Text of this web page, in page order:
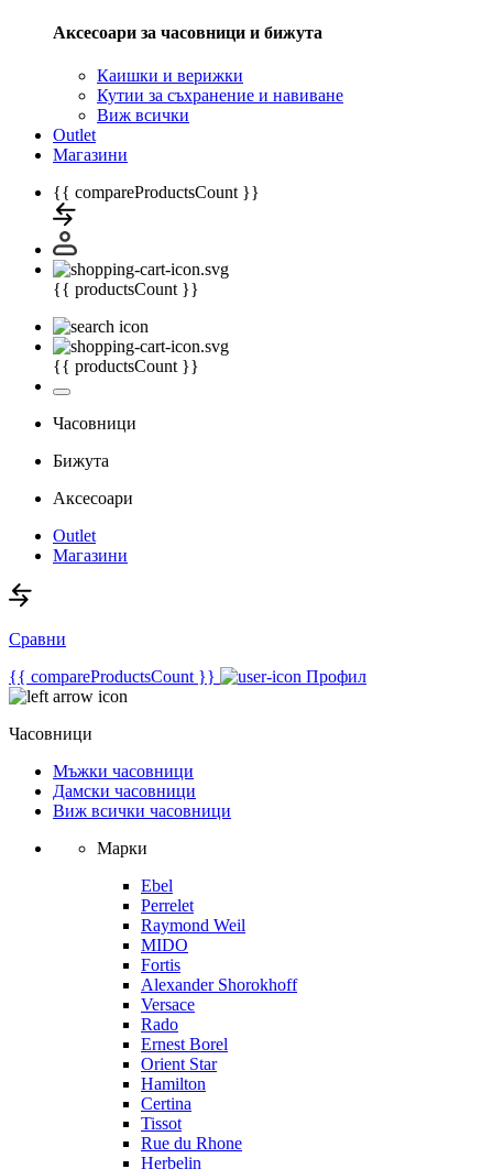
Аксесоари за часовници и бижута
Каишки и верижки
Кутии за съхранение и навиване
Виж всички
Outlet
Магазини
{{ compareProductsCount }}
{{ productsCount }}
{{ productsCount }}
Часовници
Бижута
Аксесоари
Outlet
Магазини
Сравни
{{ compareProductsCount }}
Профил
Часовници
Мъжки часовници
Дамски часовници
Виж всички часовници
Марки
Ebel
Perrelet
Raymond Weil
MIDO
Fortis
Alexander Shorokhoff
Versace
Rado
Ernest Borel
Orient Star
Hamilton
Certina
Tissot
Rue du Rhone
Herbelin